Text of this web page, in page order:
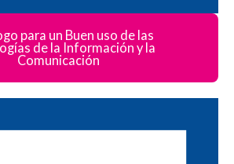
para un Buen uso de las
de la Información y la
Comunicación